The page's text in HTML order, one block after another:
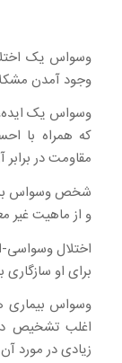
وسواس یک
وجود آمدن
وسواس یک
که همراه با
مقاومت در
شخص وسواس
و از ماهیت غیر
اختلال
برای او
وسواس بیماری
اغلب تشخیص
زیادی در مورد آن